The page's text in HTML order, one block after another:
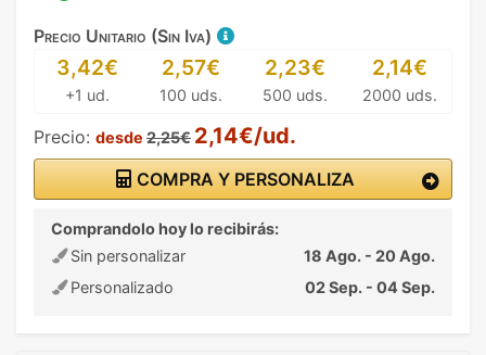
Precio Unitario (Sin Iva)
3,42€
+1 ud.
2,57€
100 uds.
2,23€
500 uds.
2,14€
2000 uds.
Precio: desde 2,25€ 2,14€/ud.
COMPRA Y PERSONALIZA
Comprandolo hoy lo recibirás:
Sin personalizar
18 Ago. - 20 Ago.
Personalizado
02 Sep. - 04 Sep.